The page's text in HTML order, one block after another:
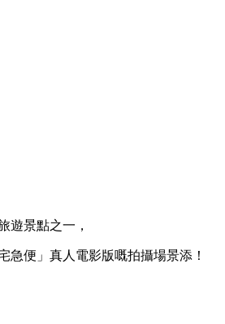
遊景點之一，
急便」真人電影版嘅拍攝場景添！